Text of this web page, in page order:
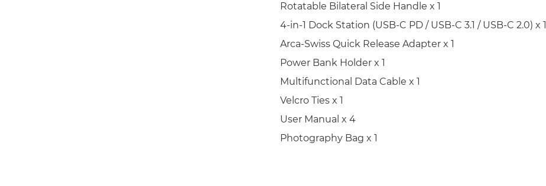
Rotatable Bilateral Side Handle x 1
4-in-1 Dock Station (USB-C PD / USB-C 3.1 / USB-C 2.0) x 1
Arca-Swiss Quick Release Adapter x 1
Power Bank Holder x 1
Multifunctional Data Cable x 1
Velcro Ties x 1
User Manual x 4
Photography Bag x 1